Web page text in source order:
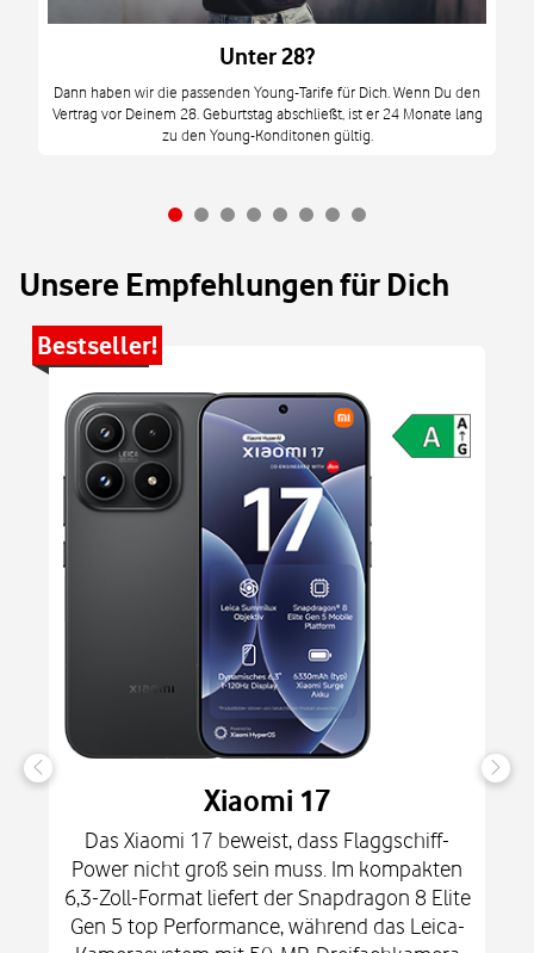
Unter 28?
Dann haben wir die passenden Young-Tarife für Dich. Wenn Du den
Vertrag vor Deinem 28. Geburtstag abschließt, ist er 24 Monate lang
zu den Young-Konditonen gültig.
Unsere Empfehlungen für Dich
Bestseller!
Xiaomi 17
Das Xiaomi 17 beweist, dass Flaggschiff-
Power nicht groß sein muss. Im kompakten
6,3-Zoll-Format liefert der Snapdragon 8 Elite
Gen 5 top Performance, während das Leica-